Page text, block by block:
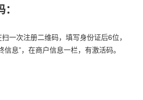
一次注册二维码，填写身份证后6位，
息”，在商户信息一栏，有激活码。